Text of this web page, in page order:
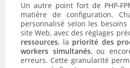
Un autre point fort de PHP-
matière de configuration.
personnalisé selon les
site Web, avec des réglages
ressources, la priorité des
workers simultanés, ou
erreurs. Cette granularité